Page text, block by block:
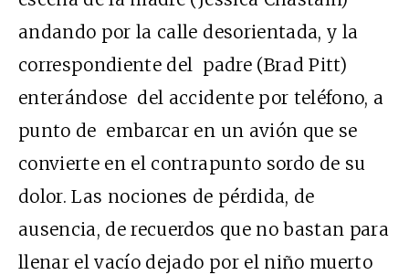
andando por la calle desorientada, y la
correspondiente del padre (Brad Pitt)
enterándose del accidente por teléfono, a
punto de embarcar en un avión que se
convierte en el contrapunto sordo de su
dolor. Las nociones de pérdida, de
ausencia, de recuerdos que no bastan para
llenar el vacío dejado por el niño muerto